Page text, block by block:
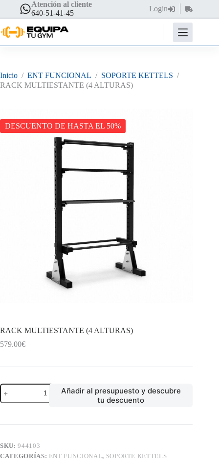
contenido
Atención al cliente
640-51-41-45
Login
Carro
de
compra
Inicio / ENT FUNCIONAL / SOPORTE KETTELS /
RACK MULTIESTANTE (4 ALTURAS)
DESCUENTO DE HASTA EL 50%
RACK MULTIESTANTE (4 ALTURAS)
579.00€
RACK
MULTIESTANTE
(4
Añadir al presupuesto y descubre
tu descuento
SKU:944103
CATEGORÍAS: ENT FUNCIONAL, SOPORTE KETTELS